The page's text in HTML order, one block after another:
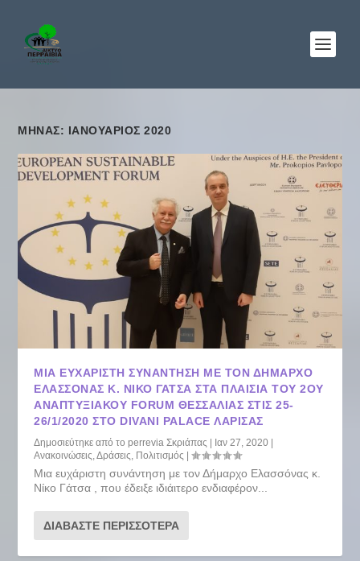
ΜΉΝΑΣ: ΙΑΝΟΥΆΡΙΟΣ 2020
ΜΙΑ ΕΥΧΆΡΙΣΤΗ ΣΥΝΆΝΤΗΣΗ ΜΕ ΤΟΝ ΔΉΜΑΡΧΟ
ΕΛΑΣΣΌΝΑΣ Κ. ΝΊΚΟ ΓΆΤΣΑ ΣΤΑ ΠΛΑΊΣΙΑ ΤΟΥ 2ΟΥ
ΑΝΑΠΤΥΞΙΑΚΟΎ FORUM ΘΕΣΣΑΛΊΑΣ ΣΤΙΣ 25-
26/1/2020 ΣΤΟ DIVANI PALACE ΛΆΡΙΣΑΣ
Δημοσιεύτηκε από τοperrevia Σκριάπας | Ιαν 27, 2020 |
Ανακοινώσεις ,Δράσεις Πολιτισμός |
Μια ευχάριστη συνάντηση με τον Δήμαρχο Ελασσόνας κ.
Νίκο Γάτσα , που έδειξε ιδιάιτερο ενδιαφέρον...
ΔΙΑΒΆΣΤΕ ΠΕΡΙΣΣΌΤΕΡΑ